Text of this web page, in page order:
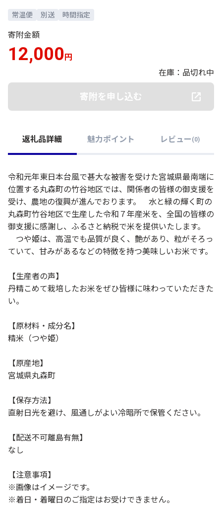
常温便 別送 時間指定
寄附金額
12,000 円
在庫：品切れ中
寄附を申し込む
返礼品詳細 魅力ポイント レビュー (0)
令和元年東日本台風で甚大な被害を受けた宮城県最南端に
位置する丸森町の竹谷地区では、関係者の皆様の御支援を
受け、農地の復興が進んでおります。 水と緑の輝く町の
丸森町竹谷地区で生産した令和７年産米を、全国の皆様の
御支援に感謝し、ふるさと納税で米を提供いたします。
つや姫は、高温でも品質が良く、艶があり、粒がそろっ
ていて、甘みがあるなどの特徴を持つ美味しいお米です。
【生産者の声】
丹精こめて栽培したお米をぜひ皆様に味わっていただきた
い。
【原材料・成分名】
精米（つや姫）
【原産地】
宮城県丸森町
【保存方法】
直射日光を避け、風通しがよい冷暗所で保管ください。
【配送不可離島有無】
なし
【注意事項】
※画像はイメージです。
※着日・着曜日のご指定はお受けできません。